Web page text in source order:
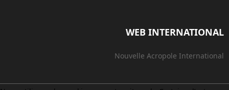
WEB INTERNATIONAL
Nouvelle Acropole International